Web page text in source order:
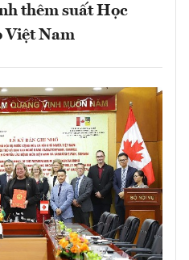
thêm suất Học
Việt Nam